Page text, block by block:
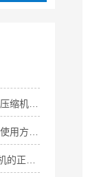
一文与您分享消防呼吸空气压缩机的常见问题相应解决方法